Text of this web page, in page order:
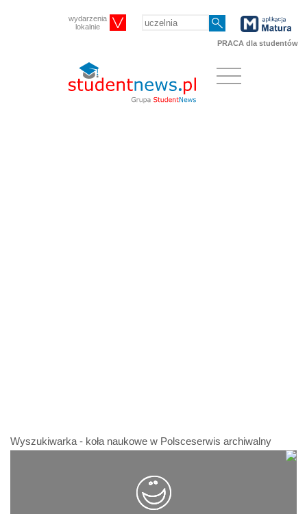
wydarzenia
lokalnie
PRACA dla studentów
Wyszukiwarka - koła naukowe w Polsceserwis archiwalny